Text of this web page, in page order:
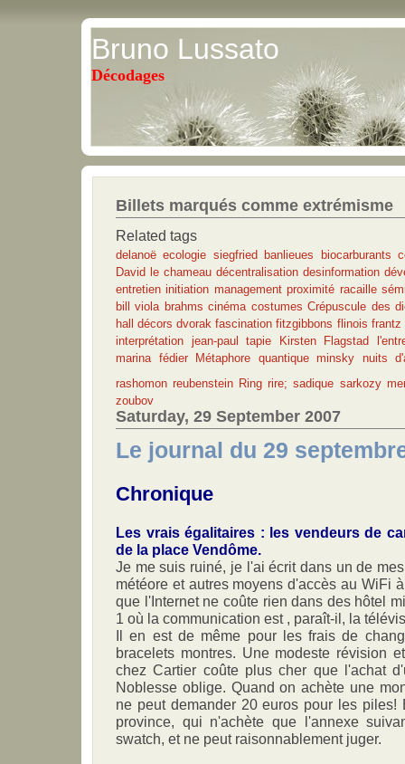
Bruno Lussato
Décodages
Billets marqués comme extrémisme
Related tags
delanoë ecologie siegfried banlieues biocarburants
David le chameau décentralisation desinformation
entretien initiation management proximité racaille
bill viola brahms cinéma costumes Crépuscule des
hall
décors dvorak fascination fitzgibbons flinois frantz
interprétation jean-paul tapie Kirsten Flagstad
marina fédier
Métaphore quantique minsky nuits
rashomon reubenstein Ring rire; sadique sarkozy
zoubov
Saturday, 29 September 2007
Le journal du 29
Chronique
Les vrais égalitaires : les vendeurs de
de la place Vendôme.
Je me suis ruiné, je l'ai écrit dans un de
météore et autres moyens d'accès au WiFi
que l'Internet ne coûte rien dans des hôtel
1 où la communication est , paraît-il, la
Il en est de même pour les frais de
bracelets montres. Une modeste révision
chez Cartier coûte plus cher que l'achat
Noblesse oblige. Quand on achète une
ne peut demander 20 euros pour les piles!
province, qui n'achète que l'annexe
swatch, et ne peut raisonnablement juger.